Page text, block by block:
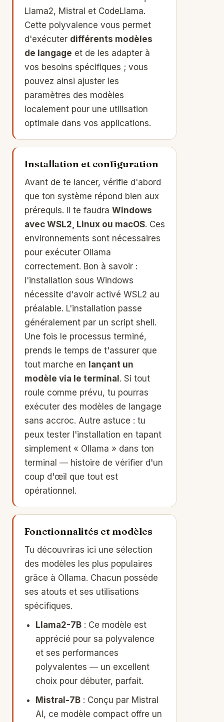
Llama2, Mistral et CodeLlama.
Cette polyvalence vous permet
d'exécuter différents modèles
de langage et de les adapter à
vos besoins spécifiques ; vous
pouvez ainsi ajuster les
paramètres des modèles
localement pour une utilisation
optimale dans vos applications.
Installation et configuration
Avant de te lancer, vérifie d'abord
que ton système répond bien aux
prérequis. Il te faudra Windows
avec WSL2, Linux ou macOS. Ces
environnements sont nécessaires
pour exécuter Ollama
correctement. Bon à savoir :
l'installation sous Windows
nécessite d'avoir activé WSL2 au
préalable. L'installation passe
généralement par un script shell.
Une fois le processus terminé,
prends le temps de t'assurer que
tout marche en lançant un
modèle via le terminal . Si tout
roule comme prévu, tu pourras
exécuter des modèles de langage
sans accroc. Autre astuce : tu
peux tester l'installation en tapant
simplement « Ollama » dans ton
terminal — histoire de vérifier d'un
coup d'œil que tout est
opérationnel.
Fonctionnalités et modèles
Tu découvriras ici une sélection
des modèles les plus populaires
grâce à Ollama. Chacun possède
ses atouts et ses utilisations
spécifiques.
Llama2-7B : Ce modèle est
apprécié pour sa polyvalence
et ses performances
polyvalentes — un excellent
choix pour débuter, parfait.
Mistral-7B : Conçu par Mistral
AI, ce modèle compact offre un